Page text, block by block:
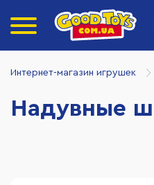
Интернет-магазин игрушек
Надувные